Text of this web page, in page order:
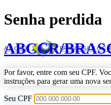
Senha perdida
ABCCR/
Por favor, entre com seu CPF.
instruções para gerar uma nova
Seu CPF